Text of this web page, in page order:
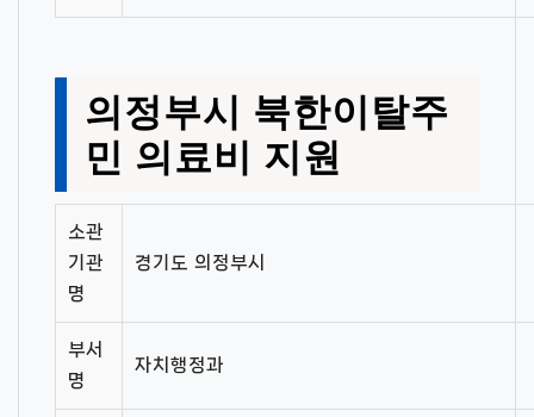
의정부시 북한이탈주
민 의료비 지원
소관
기관
명
경기도 의정부시
부서
명
자치행정과